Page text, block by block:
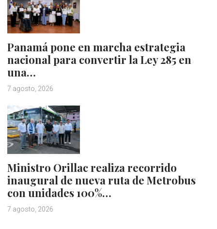
Panamá pone en marcha estrategia
nacional para convertir la Ley 285 en
una…
7 agosto, 2026
Ministro Orillac realiza recorrido
inaugural de nueva ruta de Metrobus
con unidades 100%…
7 agosto, 2026